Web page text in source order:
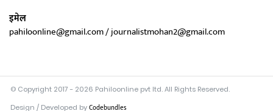
इमेल
pahiloonline@gmail.com / journalistmohan2@gmail.com
© Copyright 2017 - 2026 Pahiloonline pvt ltd. All Rights Reserved.
Design / Developed byCodebundles